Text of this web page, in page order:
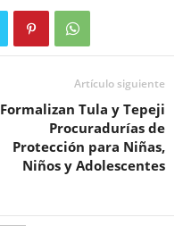
Artículo siguiente
Formalizan Tula y Tepeji
Procuradurías de
Protección para Niñas,
Niños y Adolescentes